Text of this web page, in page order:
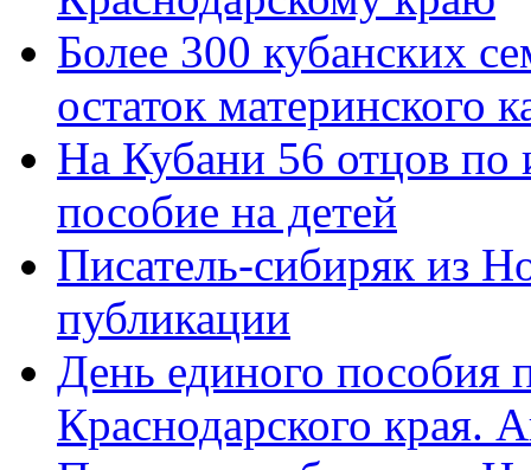
Более 300 кубанских
остаток материнского
На Кубани 56 отцов по
пособие на детей
Писатель-сибиряк из
публикации
День единого пособия
Краснодарского края.